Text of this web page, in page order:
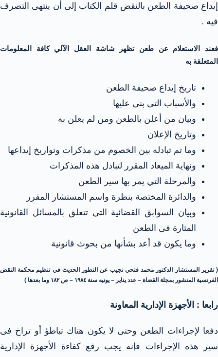
إيداع صحيفة الطعن بالنقض قلم الكتاب إلى أن ينتهى التصرف
فيه .
فعند الاستعلام عن طعن تظهر شاشة العقل الآلي كافة المعلومات
المتعلقة به
تاريخ إيداع صحيفة الطعن
والأسباب التى بنى عليها
وبيان من أعلن بالطعن ومن لم يعلن به
وتاريخ الإعلان
وما تم تبادله بين الخصوم من مذكرات وتواريخ إيداعها
ونهاية الميعاد المقرر لتبادل هذه المذكرات
والمرحلة التي يمر بها سير الطعن
والدائرة المختصة بنظرة واسم المستشار المقرر
وبيان السوابق القضائية التي تتعلق بالمسائل القانونية
المثارة فى الطعن
وما يكون قد أعد بشأنها من بحوث قانونية
( تقرير المستشار الدكتور محمد فتحي نجيب عن التطور الحديث في تنظيم محكمة النقض
الفرنسية المنشور بمجلة القضاة – عدد يناير – يونيه سنة ١٩٨٤ – ص ۱۸۲ وما بعدها )
رابعا : الأجهزة الإدارية المعاونة
دفعا لإجراءات الطعن وحتى لا يكون هناك تباطؤ أو تراخ فى
سير هذه الإجراءات فإنه يجب رفع كفاءة الأجهزة الإدارية